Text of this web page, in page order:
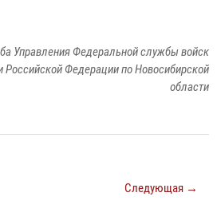
Управления Федеральной службы войск
Российской Федерации по Новосибирской
области
Следующая →